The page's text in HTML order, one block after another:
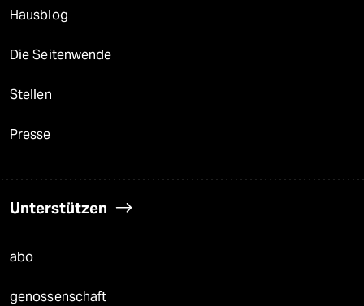
Hausblog
Die Seitenwende
Stellen
Presse
Unterstützen
abo
genossenschaft